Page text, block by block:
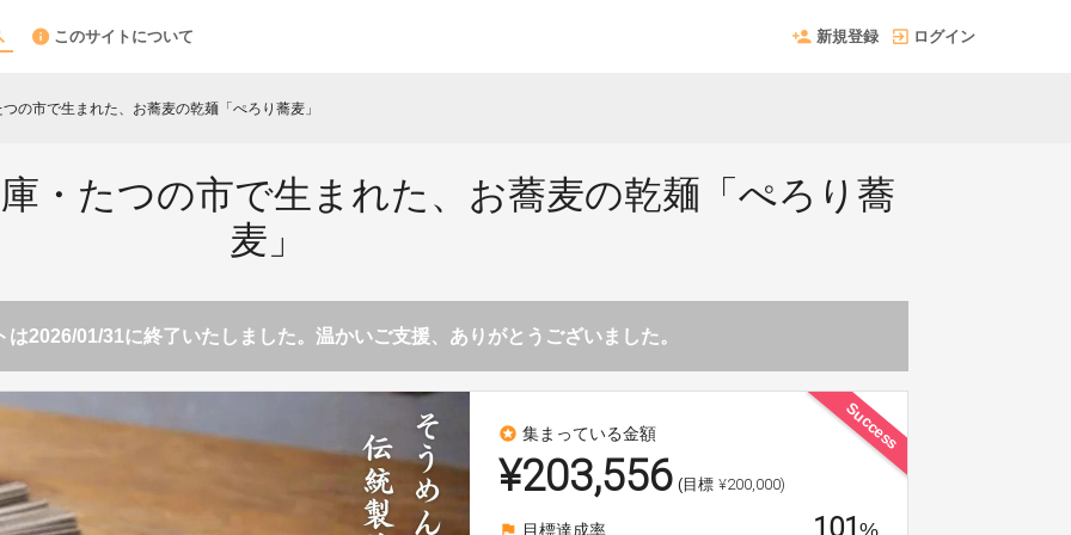
このサイトについて 新規登録 ログイン
の市で生まれた、お蕎麦の乾麺「ぺろり蕎麦」
・たつの市で生まれた、お蕎麦の乾麺「ぺろり蕎
麦」
は2026/01/31に終了いたしました。温かいご支援、ありがとうございました。
Success
stars 集まっている金額
¥203,556 (目標 ¥200,000)
flag 目標達成率 101%